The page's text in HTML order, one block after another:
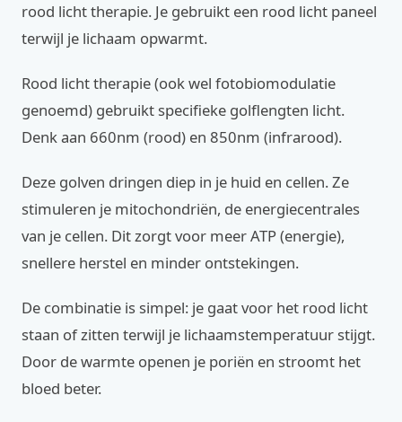
rood licht therapie. Je gebruikt een rood licht paneel
terwijl je lichaam opwarmt.
Rood licht therapie (ook wel fotobiomodulatie
genoemd) gebruikt specifieke golflengten licht.
Denk aan 660nm (rood) en 850nm (infrarood).
Deze golven dringen diep in je huid en cellen. Ze
stimuleren je mitochondriën, de energiecentrales
van je cellen. Dit zorgt voor meer ATP (energie),
snellere herstel en minder ontstekingen.
De combinatie is simpel: je gaat voor het rood licht
staan of zitten terwijl je lichaamstemperatuur stijgt.
Door de warmte openen je poriën en stroomt het
bloed beter.